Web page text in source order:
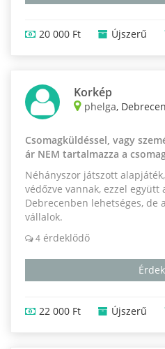
20 000 Ft Újszerű
Korkép
phelga, Debrecen
Csomagküldéssel, vagy
ár NEM tartalmazza a
Néhányszor játszott
védőzve vannak, ezzel együtt
Debrecenben lehetséges, de
vállalok.
4 érdeklődő
22 000 Ft Újszerű